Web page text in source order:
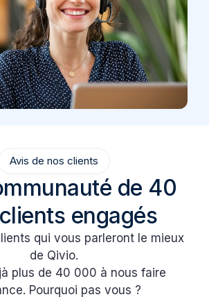
Avis de nos clients
de 40
engagés
qui vous parleront le mieux
de Qivio.
plus de 40 000 à nous faire
Pourquoi pas vous ?